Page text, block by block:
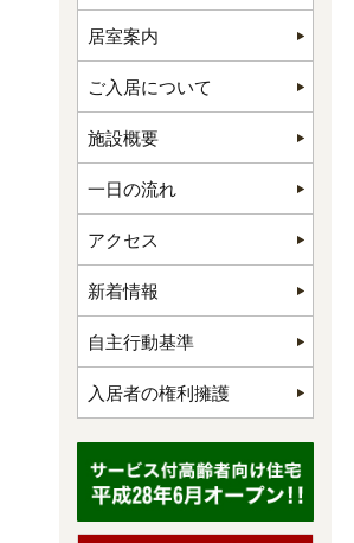
居室案内
ご入居について
施設概要
一日の流れ
アクセス
新着情報
自主行動基準
入居者の権利擁護